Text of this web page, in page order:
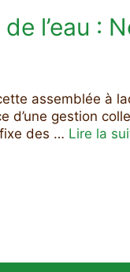
l’eau :
assemblée
d’une gestion
fixe des … Lire la